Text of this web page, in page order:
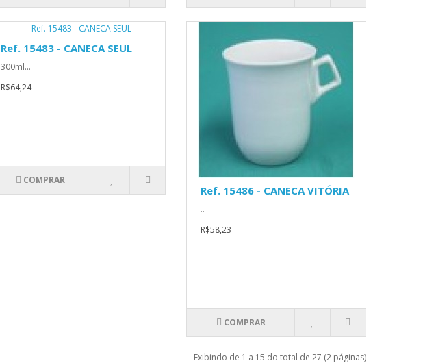
Ref. 15483 - CANECA SEUL
300ml...
R$64,24
COMPRAR
Ref. 15486 - CANECA VITÓRIA
..
R$58,23
COMPRAR
Exibindo de 1 a 15 do total de 27 (2 páginas)